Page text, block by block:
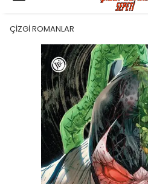
ÇİZGİ ROMANLAR